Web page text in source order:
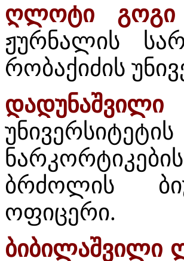
ღლოტი გოგი
ჟურნალის
რობაქიძის
დადუნაშვილი
ბრძოლის
ოფიცერი.
ბიბილაშვილი